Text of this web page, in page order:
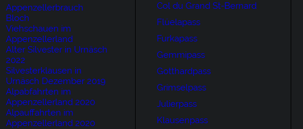
Appenzellerbrauch
Bloch
Viehschauen im
Appenzellerland
Alter Silvester in Urnäsch
2022
Silvesterklausen in
Urnäsch Dezember 2019
Alpabfahrten im
Appenzellerland 2020
Alpauffahrten im
Appenzellerland 2020
Col du Grand St-Bernard
Flüelapass
Furkapass
Gemmipass
Gotthardpass
Grimselpass
Julierpass
Klausenpass